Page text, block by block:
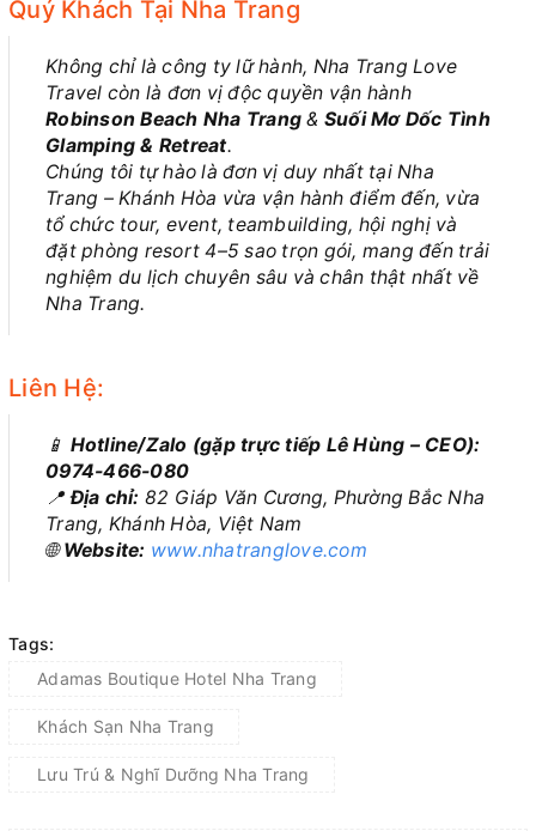
Quý Khách Tại Nha Trang
Không chỉ là công ty lữ hành, Nha Trang Love
Travel còn là đơn vị độc quyền vận hành
Robinson Beach Nha Trang & Suối Mơ Dốc Tình
Glamping & Retreat.
Chúng tôi tự hào là đơn vị duy nhất tại Nha
Trang – Khánh Hòa vừa vận hành điểm đến, vừa
tổ chức tour, event, teambuilding, hội nghị và
đặt phòng resort 4–5 sao trọn gói, mang đến trải
nghiệm du lịch chuyên sâu và chân thật nhất về
Nha Trang.
Liên Hệ:
📱 Hotline/Zalo (gặp trực tiếp Lê Hùng – CEO):
0974-466-080
📍Địa chỉ: 82 Giáp Văn Cương, Phường Bắc Nha
Trang, Khánh Hòa, Việt Nam
🌐Website: www.nhatranglove.com
Tags:
Adamas Boutique Hotel Nha Trang
Khách Sạn Nha Trang
Lưu Trú & Nghĩ Dưỡng Nha Trang